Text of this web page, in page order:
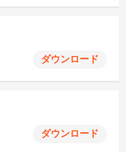
ダウンロード
ダウンロード